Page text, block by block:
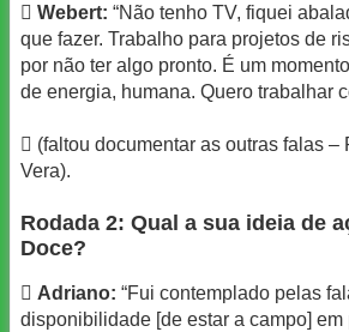
 Webert: “Não tenho TV, fiquei
que fazer. Trabalho para projetos de
por não ter algo pronto. É um
de energia, humana. Quero trabalhar
 (faltou documentar as outras falas –
Vera).
Rodada 2: Qual a sua ideia de
Doce?
 Adriano: “Fui contemplado pelas
disponibilidade [de estar a campo] em